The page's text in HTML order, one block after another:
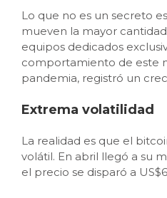
Lo que no es un secreto
mueven la mayor
equipos dedicados
comportamiento de este
pandemia, registró un
Extrema volatilidad
La realidad es que el
volátil. En abril llegó a su
el precio se disparó a